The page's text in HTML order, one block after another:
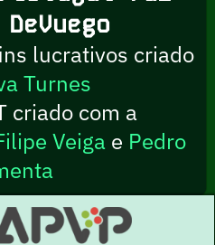
lucrativos criado
Turnes
criado com a
Veiga e Pedro